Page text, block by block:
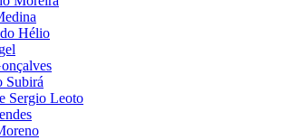
Hélio
Subirá
Sergio Leoto